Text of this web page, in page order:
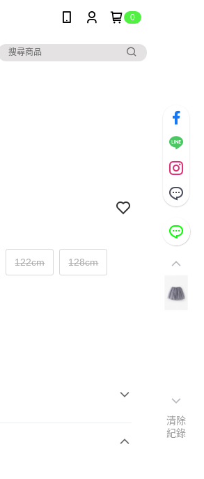
0
122cm 128cm
清除
紀錄